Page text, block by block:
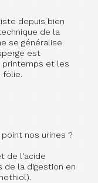
depuis bien
de la
se généralise.
est
printemps et les
folie.
nos urines ?
de l'acide
de la digestion en